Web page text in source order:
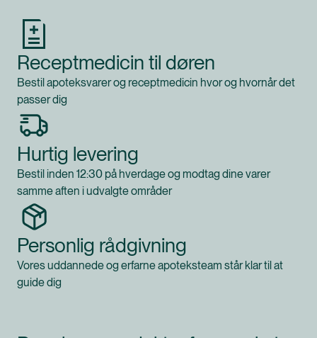
Receptmedicin til døren
Bestil apoteksvarer og receptmedicin hvor og hvornår det
passer dig
Hurtig levering
Bestil inden 12:30 på hverdage og modtag dine varer
samme aften i udvalgte områder
Personlig rådgivning
Vores uddannede og erfarne apoteksteam står klar til at
guide dig